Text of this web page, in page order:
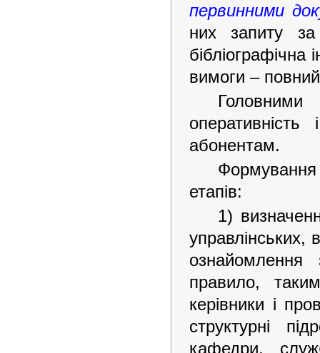
первинними
них запиту за
бібліографічна
вимоги –
абонентам.
Формування
етапів:
1)
управлінських,
ознайомлення
правило,
керівники і
структурні
кафедри,